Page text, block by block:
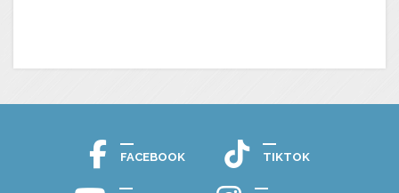
FACEBOOK TIKTOK